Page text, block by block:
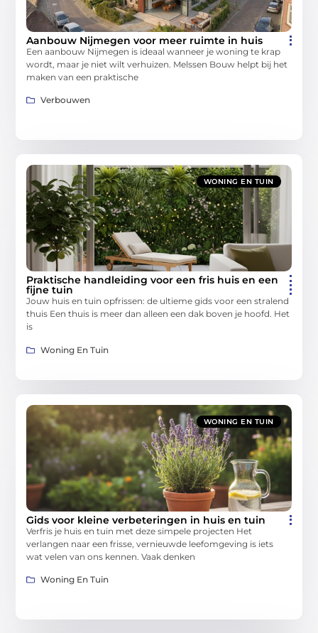
Aanbouw Nijmegen voor meer ruimte in huis
Een aanbouw Nijmegen is ideaal wanneer je woning te krap
wordt, maar je niet wilt verhuizen. Melssen Bouw helpt bij het
maken van een praktische
Verbouwen
WONING EN TUIN
Praktische handleiding voor een fris huis en een
fijne tuin
Jouw huis en tuin opfrissen: de ultieme gids voor een stralend
thuis Een thuis is meer dan alleen een dak boven je hoofd. Het
is
Woning En Tuin
WONING EN TUIN
Gids voor kleine verbeteringen in huis en tuin
Verfris je huis en tuin met deze simpele projecten Het
verlangen naar een frisse, vernieuwde leefomgeving is iets
wat velen van ons kennen. Vaak denken
Woning En Tuin